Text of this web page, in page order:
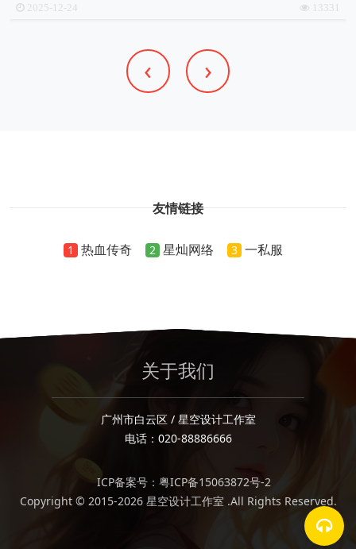
2025-12-24 13331
‹ ›
友情链接
1 热血传奇 2 星灿网络 3 一私服
关于我们
广州市白云区 / 星空设计工作室
电话：020-88886666
ICP备案号：粤ICP备15063872号-2
Copyright © 2015-2026 星空设计工作室 .All Rights Reserved.